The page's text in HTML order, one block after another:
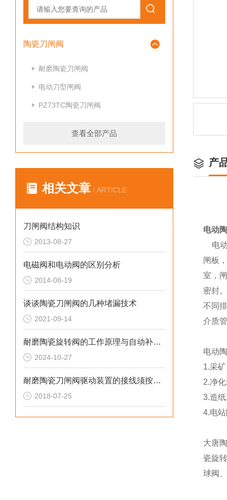
陶瓷刀闸阀
耐磨陶瓷刀闸阀
电动刀型闸阀
PZ73TC陶瓷刀闸阀
查看全部产品
相关文章 / ARTICLE
刀闸阀结构知识
2013-08-27
电磁阀和电动阀的区别分析
2014-08-19
谈谈陶瓷刀闸阀的几种堵漏技术
2021-09-14
耐磨陶瓷旋转阀的工作原理与自动补偿技术
2024-10-27
耐磨陶瓷刀闸阀驱动装置的接线须按线路图进行
2018-07-25
产
电动
电动
闸板
室，
密封
不同
介质
电动
1.采
2.净
3.造
4.电
大唐
瓷旋
球阀